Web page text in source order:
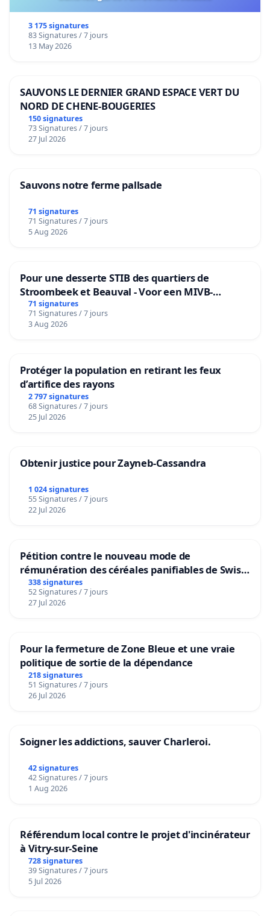
3 175 signatures
83 Signatures / 7 jours
13 May 2026
SAUVONS LE DERNIER GRAND ESPACE VERT DU
NORD DE CHENE-BOUGERIES
150 signatures
73 Signatures / 7 jours
27 Jul 2026
Sauvons notre ferme pallsade
71 signatures
71 Signatures / 7 jours
5 Aug 2026
Pour une desserte STIB des quartiers de
Stroombeek et Beauval - Voor een MIVB-
bediening van de wijken Strombeek en Het
Voor
71 signatures
71 Signatures / 7 jours
3 Aug 2026
Protéger la population en retirant les feux
d’artifice des rayons
2 797 signatures
68 Signatures / 7 jours
25 Jul 2026
Obtenir justice pour Zayneb-Cassandra
1 024 signatures
55 Signatures / 7 jours
22 Jul 2026
Pétition contre le nouveau mode de
rémunération des céréales panifiables de Swiss
granum basé sur la teneur en protéines
338 signatures
52 Signatures / 7 jours
27 Jul 2026
Pour la fermeture de Zone Bleue et une vraie
politique de sortie de la dépendance
218 signatures
51 Signatures / 7 jours
26 Jul 2026
Soigner les addictions, sauver Charleroi.
42 signatures
42 Signatures / 7 jours
1 Aug 2026
Référendum local contre le projet d'incinérateur
à Vitry-sur-Seine
728 signatures
39 Signatures / 7 jours
5 Jul 2026